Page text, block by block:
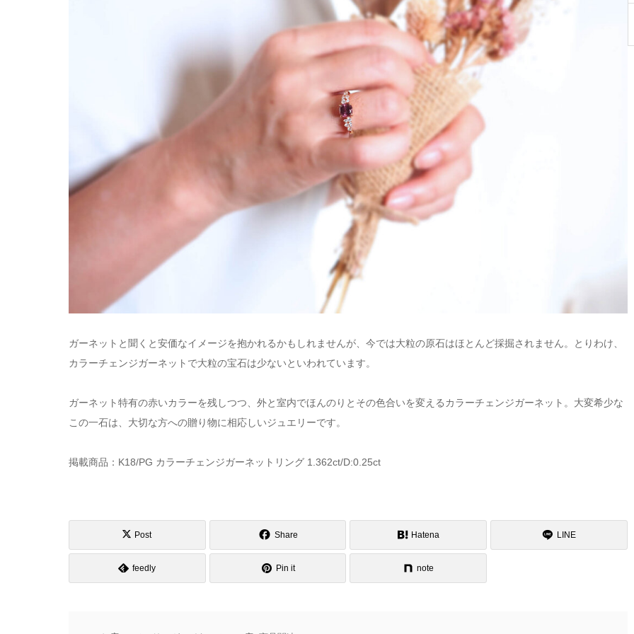
ガーネットと聞くと安価なイメージを抱かれるかもしれませんが、今では大粒の原石はほとんど採掘されません。とりわけ、
カラーチェンジガーネットで大粒の宝石は少ないといわれています。
ガーネット特有の赤いカラーを残しつつ、外と室内でほんのりとその色合いを変えるカラーチェンジガーネット。大変希少な
この一石は、大切な方への贈り物に相応しいジュエリーです。
掲載商品：K18/PG カラーチェンジガーネットリング 1.362ct/D:0.25ct
Post Share Hatena LINE
feedly Pin it note